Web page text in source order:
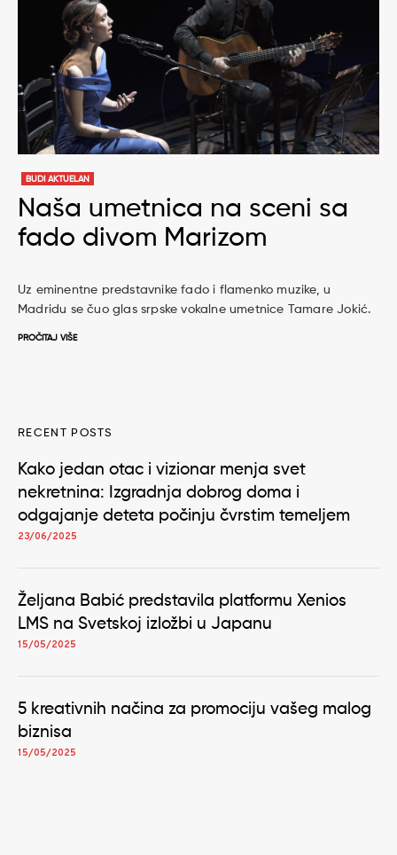
BUDI AKTUELAN
Naša umetnica na sceni sa
fado divom Marizom
Uz eminentne predstavnike fado i flamenko muzike, u
Madridu se čuo glas srpske vokalne umetnice Tamare Jokić.
PROČITAJ VIŠE
RECENT POSTS
Kako jedan otac i vizionar menja svet
nekretnina: Izgradnja dobrog doma i
odgajanje deteta počinju čvrstim temeljem
23/06/2025
Željana Babić predstavila platformu Xenios
LMS na Svetskoj izložbi u Japanu
15/05/2025
5 kreativnih načina za promociju vašeg malog
biznisa
15/05/2025